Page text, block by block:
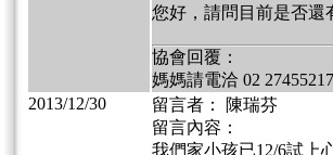
您好，請問目前是否還
協會回覆：
媽媽請電洽 02 27455217
2013/12/30
留言者： 陳瑞芬
留言內容：
我們家小孩已12/6試上